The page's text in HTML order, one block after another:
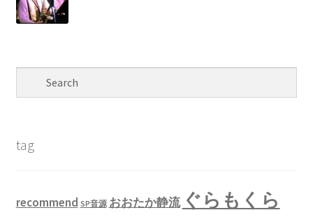
tag
recommend SP音源 おおたか静流 ぐらもくら